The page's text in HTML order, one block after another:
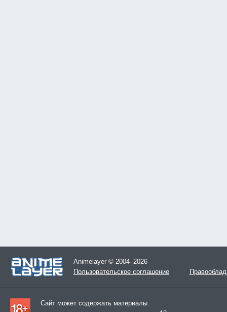
Animelayer © 2004–2026
Пользовательское соглашение
Сайт может содержать материалы